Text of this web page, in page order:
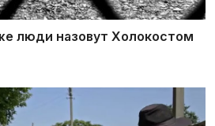
люди назовут Холокостом